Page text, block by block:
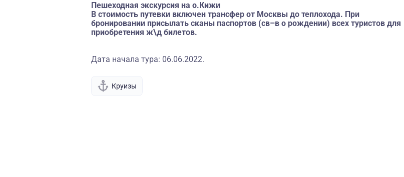
Пешеходная экскурсия на о.Кижи
В стоимость путевки включен трансфер от Москвы до теплохода. При
бронировании присылать сканы паспортов (св–в о рождении) всех туристов для
приобретения ж\д билетов.
Дата начала тура: 06.06.2022.
Круизы